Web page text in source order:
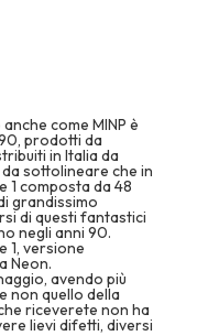
come MINP è
prodotti da
in Italia da
sottolineare che in
1 composta da 48
grandissimo
di questi fantastici
negli anni 90.
1, versione
Neon.
avendo più
non quello della
riceverete non ha
lievi difetti, diversi